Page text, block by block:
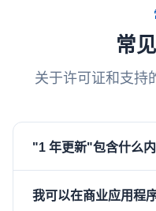
常
关于许可证和支持
"1 年更新"包含什么内
功能和错误修复。第一
我可以在商业应用程